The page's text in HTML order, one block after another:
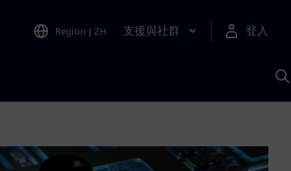
Region | ZH 支援與社群 登入